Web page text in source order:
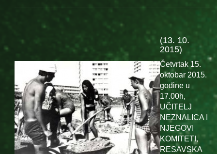
(13. 10.
2015)
Četvrtak 15.
oktobar 2015.
godine u
17.00h,
UČITELJ
NEZNALICA I
NJEGOVI
KOMITETI,
RESAVSKA